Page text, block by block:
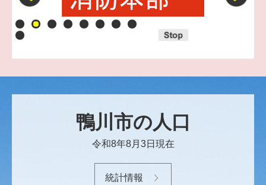
鴨川市の人口
令和8年8月3日現在
統計情報